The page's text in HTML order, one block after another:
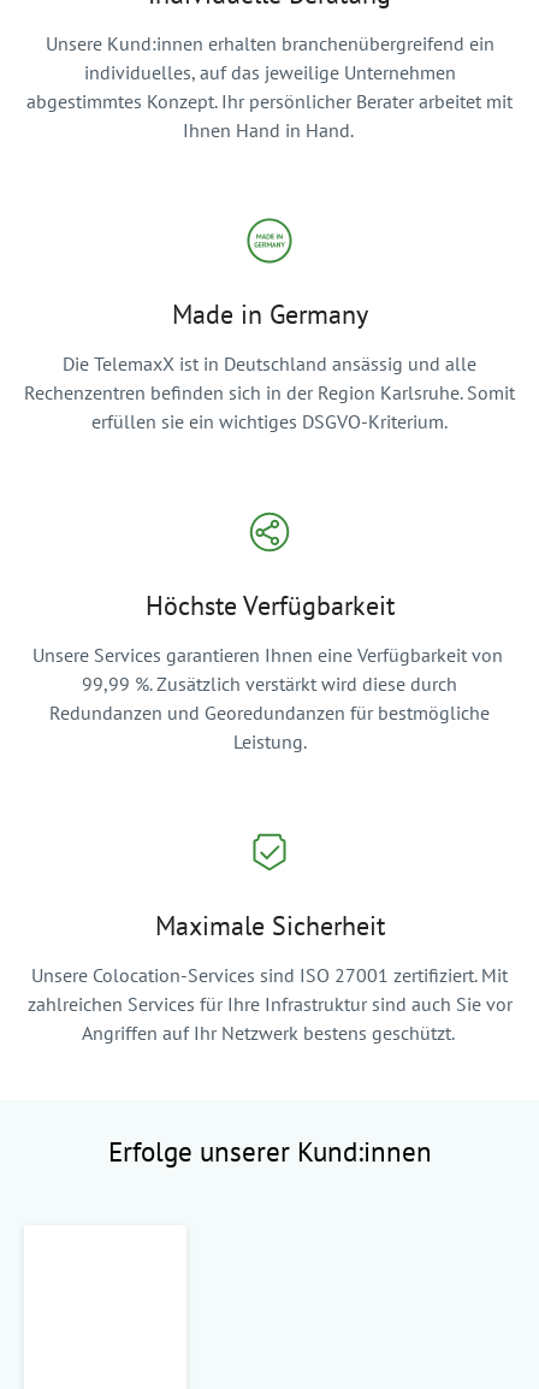
Unsere Kund:innen erhalten branchenübergreifend ein
individuelles, auf das jeweilige Unternehmen
abgestimmtes Konzept. Ihr persönlicher Berater arbeitet mit
Ihnen Hand in Hand.
Made in Germany
Die TelemaxX ist in Deutschland ansässig und alle
Rechenzentren befinden sich in der Region Karlsruhe. Somit
erfüllen sie ein wichtiges DSGVO-Kriterium.
Höchste Verfügbarkeit
Unsere Services garantieren Ihnen eine Verfügbarkeit von
99,99 %. Zusätzlich verstärkt wird diese durch
Redundanzen und Georedundanzen für bestmögliche
Leistung.
Maximale Sicherheit
Unsere Colocation-Services sind ISO 27001 zertifiziert. Mit
zahlreichen Services für Ihre Infrastruktur sind auch Sie vor
Angriffen auf Ihr Netzwerk bestens geschützt.
Erfolge unserer Kund:innen